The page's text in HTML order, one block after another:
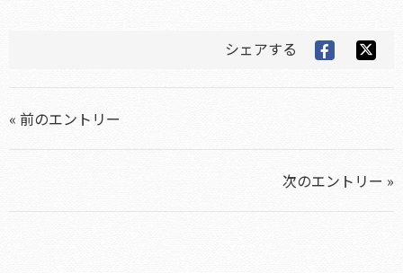
シェアする
« 前のエントリー
次のエントリー »